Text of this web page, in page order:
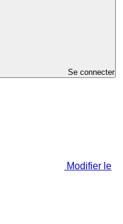
Se connecter
Modifier le